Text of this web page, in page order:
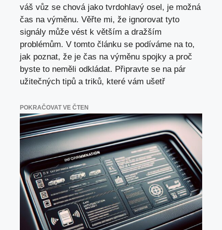
váš vůz se chová jako tvrdohlavý osel, je možná
čas na výměnu. Věřte mi, že ignorovat tyto
signály může vést k větším a dražším
problémům. V tomto článku se podíváme na to,
jak poznat, že je čas na výměnu spojky a proč
byste to neměli odkládat. Připravte se na pár
užitečných tipů a triků, které vám ušetř
POKRAČOVAT VE ČTEN